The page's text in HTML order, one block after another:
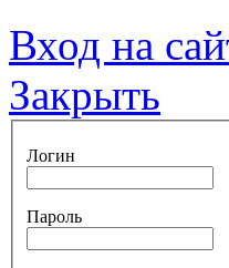
Вход на
Закрыть
Логин
Пароль